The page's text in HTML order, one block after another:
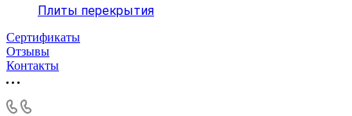
Плиты перекрытия
Сертификаты
Отзывы
Контакты